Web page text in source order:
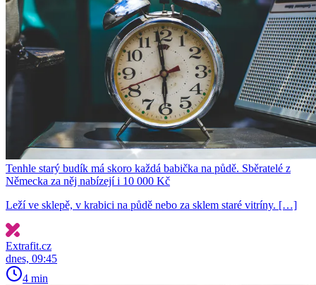
Tenhle starý budík má skoro každá babička na půdě. Sběratelé z
Německa za něj nabízejí i 10 000 Kč
Leží ve sklepě, v krabici na půdě nebo za sklem staré vitríny. […]
Extrafit.cz
dnes, 09:45
4 min